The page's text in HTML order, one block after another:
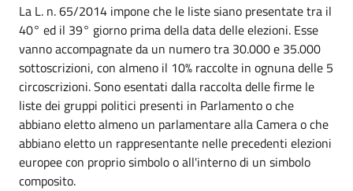
La L. n. 65/2014 impone che le liste siano presentate tra il
40° ed il 39° giorno prima della data delle elezioni. Esse
vanno accompagnate da un numero tra 30.000 e 35.000
sottoscrizioni, con almeno il 10% raccolte in ognuna delle 5
circoscrizioni. Sono esentati dalla raccolta delle firme le
liste dei gruppi politici presenti in Parlamento o che
abbiano eletto almeno un parlamentare alla Camera o che
abbiano eletto un rappresentante nelle precedenti elezioni
europee con proprio simbolo o all'interno di un simbolo
composito.